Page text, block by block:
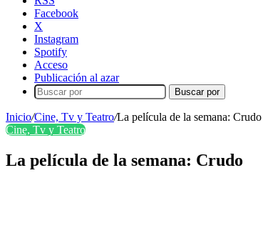
Facebook
X
Instagram
Spotify
Acceso
Publicación al azar
Buscar por
Inicio/Cine, Tv y Teatro/La película de la semana: Crudo
Cine, Tv y Teatro
La película de la semana: Crudo